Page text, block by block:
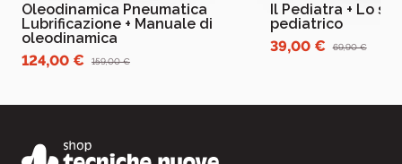
Oleodinamica Pneumatica
Lubrificazione + Manuale di
oleodinamica
124,00 €
159,00 €
Il Pediatra + Lo
pediatrico
39,00 €
69,90 €